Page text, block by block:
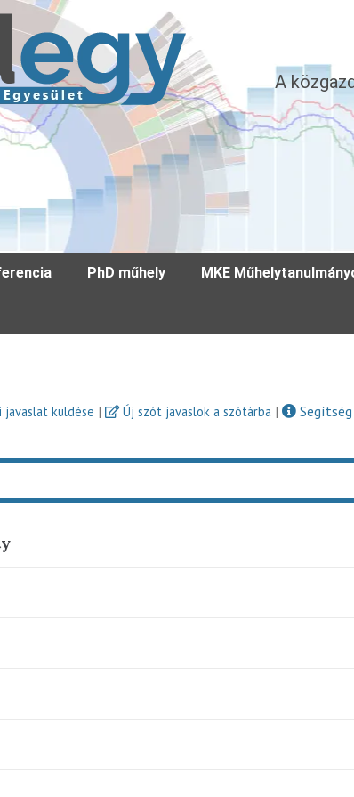
A
PhD műhely MKE
küldése | Új szót javaslok a szótárba |
Segítség